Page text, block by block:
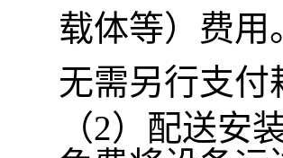
载体等）费
无需另行支付
（2）配送安